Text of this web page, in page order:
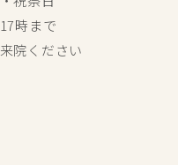
時まで
院ください